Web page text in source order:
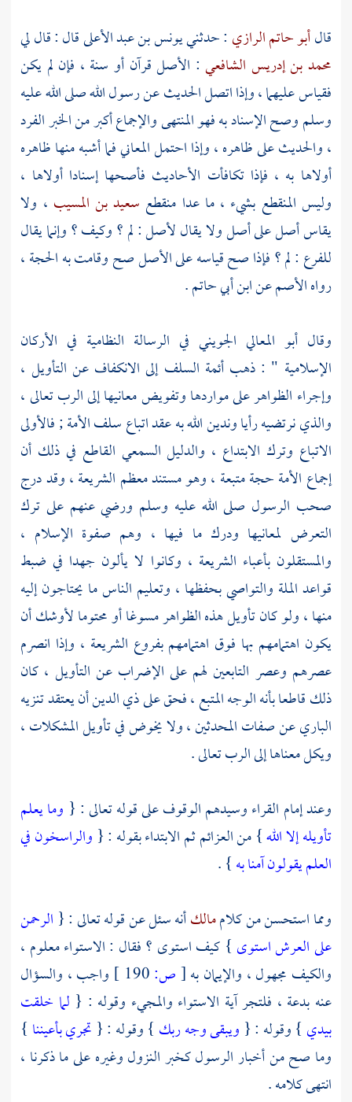
قالأبو حاتم الرازي : حدثنييونس بن عبد الأعلىقال : قال لي
محمد بن إدريس الشافعي : الأصل قرآن أو سنة ، فإن لم يكن
فقياس عليهما ، وإذا اتصل الحديث عن رسول الله صلى الله عليه
وسلم وصح الإسناد به فهو المنتهى والإجماع أكبر من الخبر الفرد
، والحديث على ظاهره ، وإذا احتمل المعاني فما أشبه منها ظاهره
أولاها به ، فإذا تكافأت الأحاديث فأصحها إسنادا أولاها ،
وليس المنقطع بشيء ، ما عدا منقطع سعيد بن المسيب ، ولا
يقاس أصل على أصل ولا يقال لأصل : لم ؟ وكيف ؟ وإنما يقال
للفرع : لم ؟ فإذا صح قياسه على الأصل صح وقامت به الحجة ،
رواهالأصمعنابن أبي حاتم.
وقالأبو المعالي الجويني في الرسالة النظامية في الأركان
الإسلامية " : ذهب أئمة السلفإلى الانكفاف عن التأويل ،
وإجراء الظواهر على مواردها وتفويض معانيها إلى الرب تعالى ،
والذي نرتضيه رأيا وندين الله به عقد اتباع سلف الأمة ; فالأولى
الاتباع وترك الابتداع ، والدليل السمعي القاطع في ذلك أن
إجماع الأمة حجة متبعة ، وهو مستند معظم الشريعة ، وقد درج
صحب الرسول صلى الله عليه وسلم ورضي عنهم على ترك
التعرض لمعانيها ودرك ما فيها ، وهم صفوة الإسلام ،
والمستقلون بأعباء الشريعة ، وكانوا لا يألون جهدا في ضبط
قواعد الملة والتواصي بحفظها ، وتعليم الناس ما يحتاجون إليه
منها ، ولو كان تأويل هذه الظواهر مسوغا أو محتوما لأوشك أن
يكون اهتمامهم بها فوق اهتمامهم بفروع الشريعة ، وإذا انصرم
عصرهم وعصر التابعين لهم على الإضراب عن التأويل ، كان
ذلك قاطعا بأنه الوجه المتبع ، فحق على ذي الدين أن يعتقد تنزيه
الباري عن صفات المحدثين ، ولا يخوض في تأويل المشكلات ،
ويكل معناها إلى الرب تعالى .
وعند إمام القراء وسيدهم الوقوف على قوله تعالى : { وما يعلم
تأويله إلا الله} من العزائم ثم الابتداء بقوله : { والراسخون في
العلم يقولون آمنا به} .
ومما استحسن من كلاممالكأنه سئل عن قوله تعالى : { الرحمن
على العرش استوى } كيف استوى ؟ فقال : الاستواء معلوم ،
والكيف مجهول ، والإيمان به[ص:
واجب ، والسؤال
عنه بدعة ، فلتجر آية الاستواء والمجيء وقوله : { لما خلقت
بيدي } وقوله : { ويبقى وجه ربك } وقوله : { تجري بأعيننا }
وما صح من أخبار الرسول كخبر النزول وغيره على ما ذكرنا ،
انتهى كلامه .